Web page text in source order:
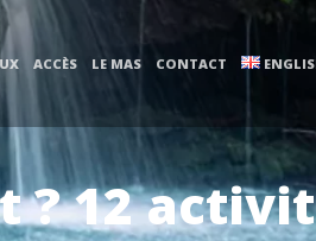
ACCÈS LE MAS CONTACT
? 12